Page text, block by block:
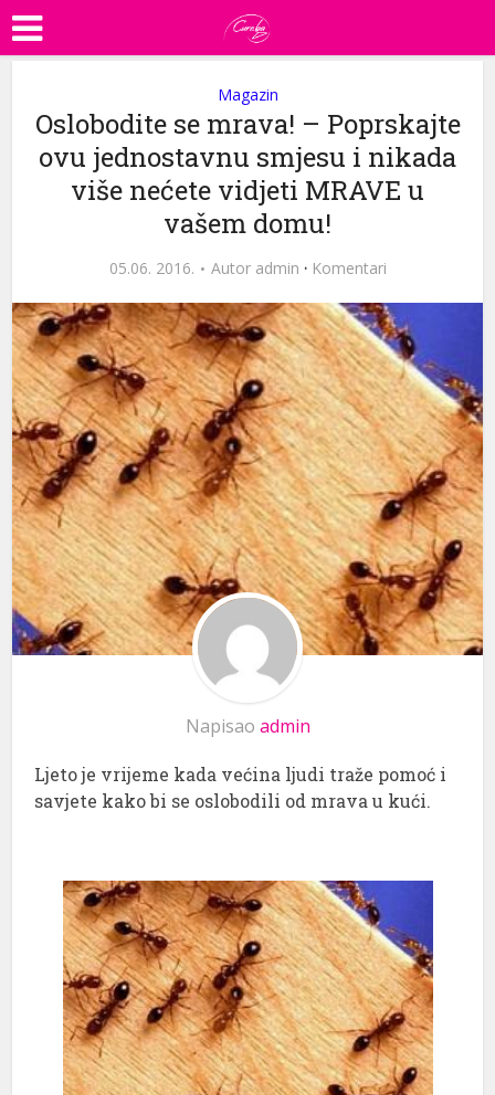
Magazin
Oslobodite se mrava! – Poprskajte
ovu jednostavnu smjesu i nikada
više nećete vidjeti MRAVE u
vašem domu!
05.06. 2016. Autor admin · Komentari
Napisao admin
Ljeto je vrijeme kada većina ljudi traže pomoć i
savjete kako bi se oslobodili od mrava u kući.